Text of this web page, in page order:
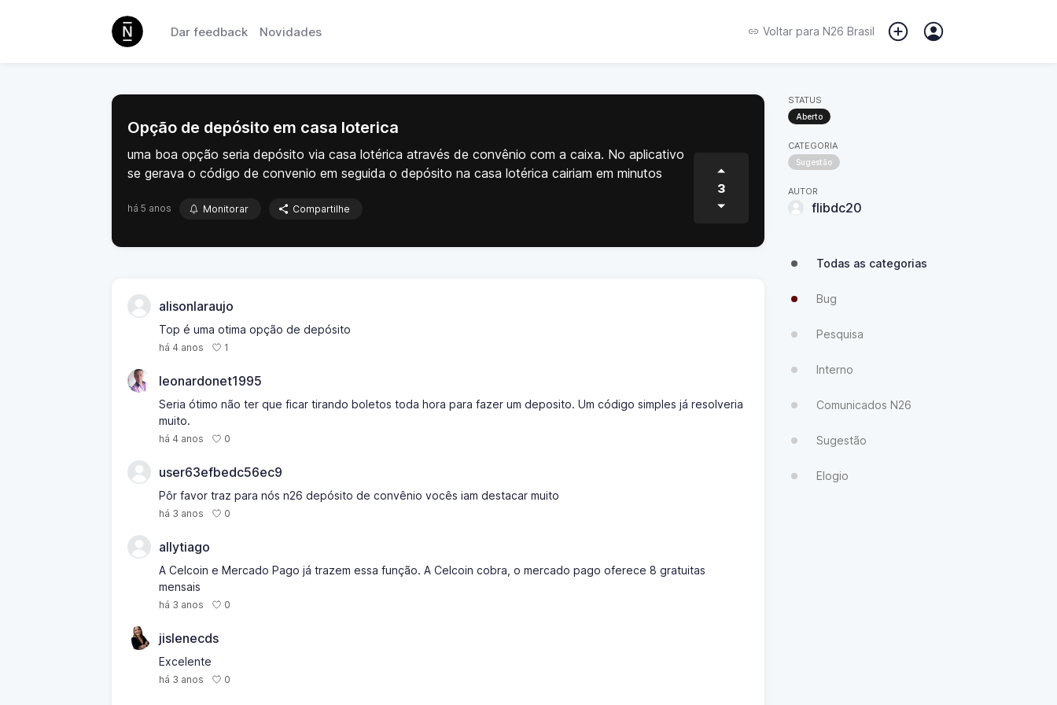
Dar feedback Novidades Voltar para N26 Brasil
Opção de depósito em casa loterica
uma boa opção seria depósito via casa lotérica através de convênio com a caixa. No aplicativo
se gerava o código de convenio em seguida o depósito na casa lotérica cairiam em minutos
há 5 anos Monitorar Compartilhe
3
alisonlaraujo
Top é uma otima opção de depósito
há 4 anos 1
leonardonet1995
Seria ótimo não ter que ficar tirando boletos toda hora para fazer um deposito. Um código simples já resolveria
muito.
há 4 anos 0
user63efbedc56ec9
Pôr favor traz para nós n26 depósito de convênio vocês iam destacar muito
há 3 anos 0
allytiago
A Celcoin e Mercado Pago já trazem essa função. A Celcoin cobra, o mercado pago oferece 8 gratuitas
mensais
há 3 anos 0
jislenecds
Excelente
há 3 anos 0
STATUS
Aberto
CATEGORIA
Sugestão
AUTOR
flibdc20
Todas as categorias
Bug
Pesquisa
Interno
Comunicados N26
Sugestão
Elogio